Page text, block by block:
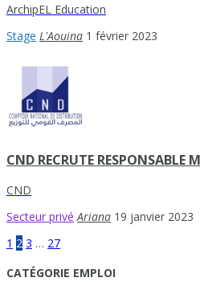
ArchipEL Education
Stage L'Aouina 1 février 2023
CND RECRUTE RESPONSABLE
CND
Secteur privé Ariana 19 janvier 2023
1 2 3 … 27
CATÉGORIE EMPLOI